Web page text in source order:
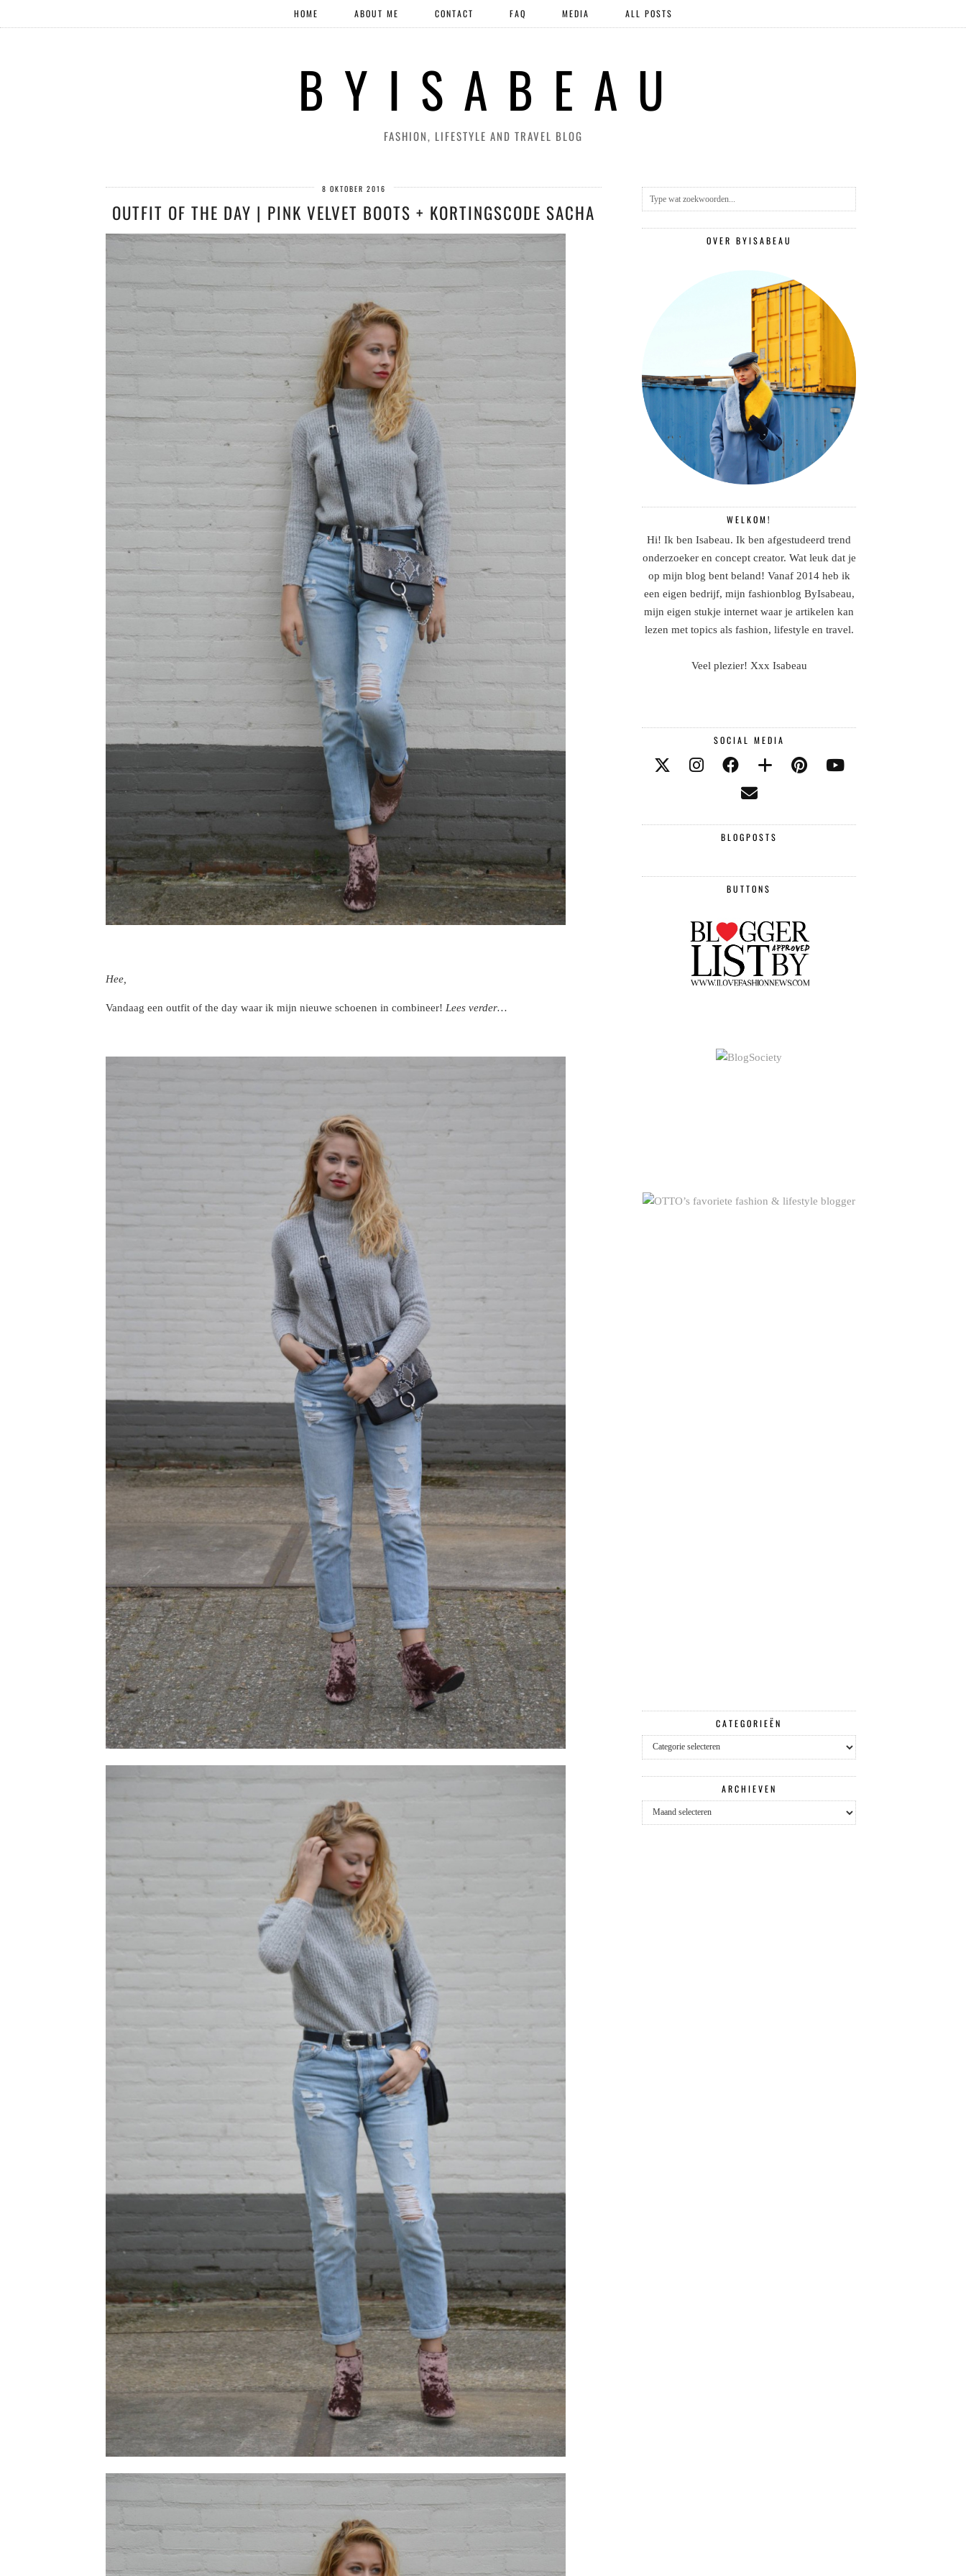
B Y I S A B E A U
FASHION, LIFESTYLE AND TRAVEL BLOG
HOME ABOUT ME CONTACT FAQ MEDIA ALL POSTS
8 OKTOBER 2016
OUTFIT OF THE DAY | PINK VELVET BOOTS + KORTINGSCODE SACHA
Hee,
Vandaag een outfit of the day waar ik mijn nieuwe schoenen in combineer! Lees verder…
OVER BYISABEAU
WELKOM!
Hi! Ik ben Isabeau. Ik ben afgestudeerd trend
onderzoeker en concept creator. Wat leuk dat je
op mijn blog bent beland! Vanaf 2014 heb ik
een eigen bedrijf, mijn fashionblog ByIsabeau,
mijn eigen stukje internet waar je artikelen kan
lezen met topics als fashion, lifestyle en travel.
Veel plezier! Xxx Isabeau
SOCIAL MEDIA
BLOGPOSTS
BUTTONS
CATEGORIEËN
Categorieën
ARCHIEVEN
Archieven